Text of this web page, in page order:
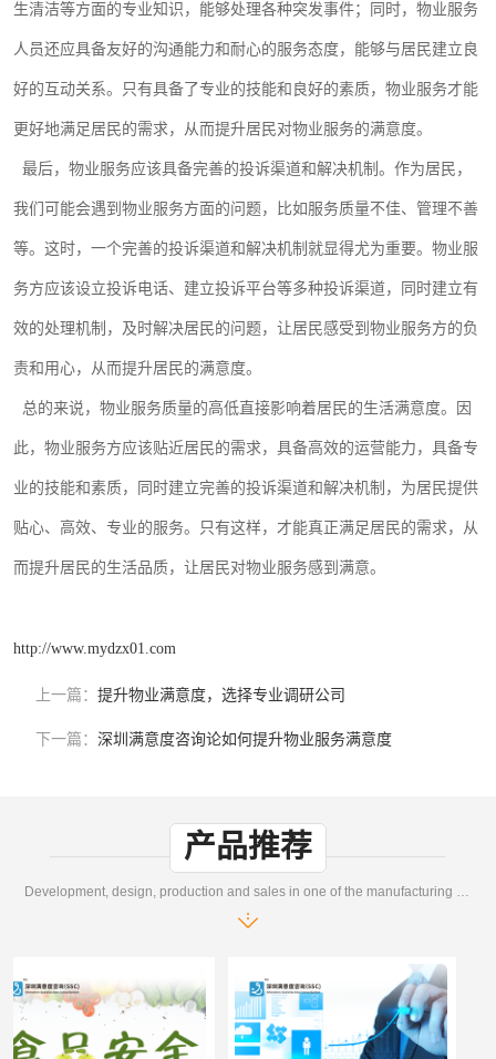
生清洁等方面的专业知识，能够处理各种突发事件；同时，物业服务
人员还应具备友好的沟通能力和耐心的服务态度，能够与居民建立良
好的互动关系。只有具备了专业的技能和良好的素质，物业服务才能
更好地满足居民的需求，从而提升居民对物业服务的满意度。
最后，物业服务应该具备完善的投诉渠道和解决机制。作为居民，
我们可能会遇到物业服务方面的问题，比如服务质量不佳、管理不善
等。这时，一个完善的投诉渠道和解决机制就显得尤为重要。物业服
务方应该设立投诉电话、建立投诉平台等多种投诉渠道，同时建立有
效的处理机制，及时解决居民的问题，让居民感受到物业服务方的负
责和用心，从而提升居民的满意度。
总的来说，物业服务质量的高低直接影响着居民的生活满意度。因
此，物业服务方应该贴近居民的需求，具备高效的运营能力，具备专
业的技能和素质，同时建立完善的投诉渠道和解决机制，为居民提供
贴心、高效、专业的服务。只有这样，才能真正满足居民的需求，从
而提升居民的生活品质，让居民对物业服务感到满意。
http://www.mydzx01.com
上一篇： 提升物业满意度，选择专业调研公司
下一篇： 深圳满意度咨询论如何提升物业服务满意度
产品推荐
Development, design, production and sales in one of the manufacturing enterprises